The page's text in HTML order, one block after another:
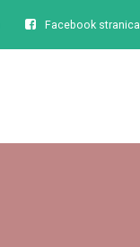
Facebook stranica